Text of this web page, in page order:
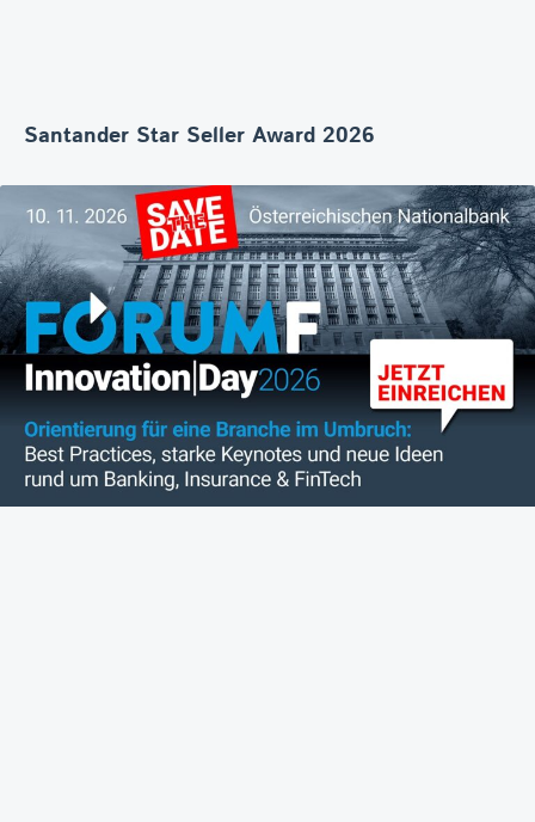
Santander Star Seller Award 2026